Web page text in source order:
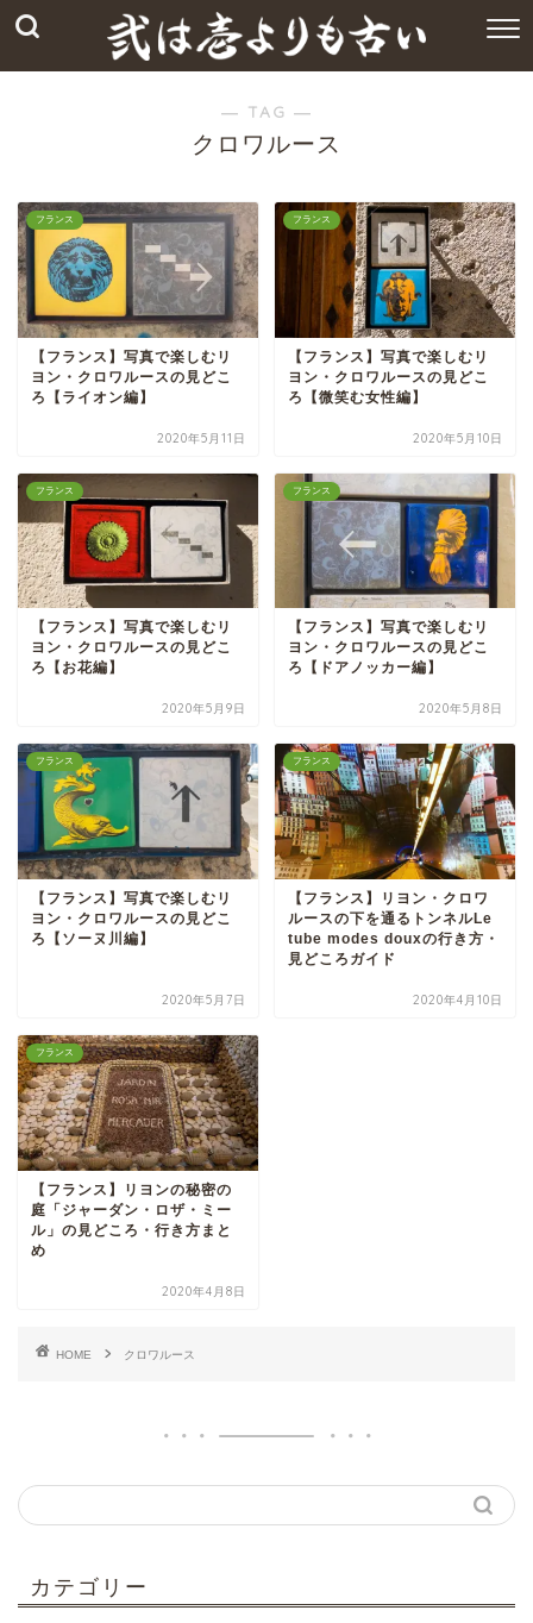
― TAG ―
クロワルース
フランス
【フランス】写真で楽しむリ
ヨン・クロワルースの見どこ
ろ【ライオン編】
2020年5月11日
フランス
【フランス】写真で楽しむリ
ヨン・クロワルースの見どこ
ろ【微笑む女性編】
2020年5月10日
フランス
【フランス】写真で楽しむリ
ヨン・クロワルースの見どこ
ろ【お花編】
2020年5月9日
フランス
【フランス】写真で楽しむリ
ヨン・クロワルースの見どこ
ろ【ドアノッカー編】
2020年5月8日
フランス
【フランス】写真で楽しむリ
ヨン・クロワルースの見どこ
ろ【ソーヌ川編】
2020年5月7日
フランス
【フランス】リヨン・クロワ
ルースの下を通るトンネルLe
tube modes douxの行き方・
見どころガイド
2020年4月10日
フランス
【フランス】リヨンの秘密の
庭「ジャーダン・ロザ・ミー
ル」の見どころ・行き方まと
め
2020年4月8日
HOME クロワルース
カテゴリー